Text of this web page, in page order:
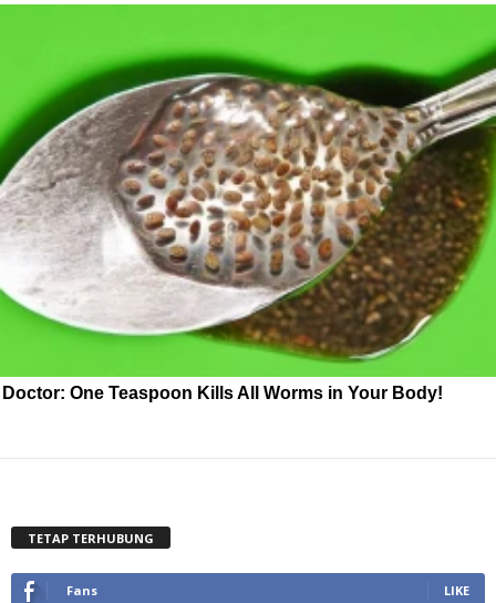
Doctor: One Teaspoon Kills All Worms in Your Body!
TETAP TERHUBUNG
Fans LIKE